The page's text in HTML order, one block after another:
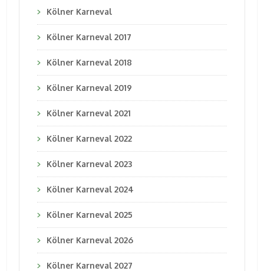
Kölner Karneval
Kölner Karneval 2017
Kölner Karneval 2018
Kölner Karneval 2019
Kölner Karneval 2021
Kölner Karneval 2022
Kölner Karneval 2023
Kölner Karneval 2024
Kölner Karneval 2025
Kölner Karneval 2026
Kölner Karneval 2027